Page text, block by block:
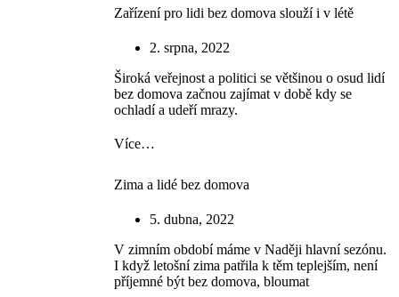
Zařízení pro lidi bez domova slouží i v létě
2. srpna, 2022
Široká veřejnost a politici se většinou o osud lidí
bez domova začnou zajímat v době kdy se
ochladí a udeří mrazy.
Více…
Zima a lidé bez domova
5. dubna, 2022
V zimním období máme v Naději hlavní sezónu.
I když letošní zima patřila k těm teplejším, není
příjemné být bez domova, bloumat